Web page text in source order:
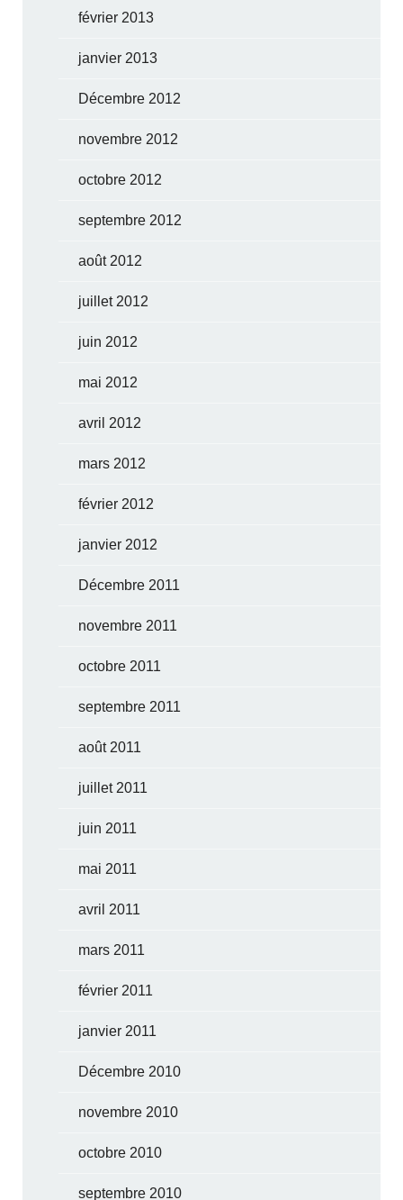
février 2013
janvier 2013
Décembre 2012
novembre 2012
octobre 2012
septembre 2012
août 2012
juillet 2012
juin 2012
mai 2012
avril 2012
mars 2012
février 2012
janvier 2012
Décembre 2011
novembre 2011
octobre 2011
septembre 2011
août 2011
juillet 2011
juin 2011
mai 2011
avril 2011
mars 2011
février 2011
janvier 2011
Décembre 2010
novembre 2010
octobre 2010
septembre 2010